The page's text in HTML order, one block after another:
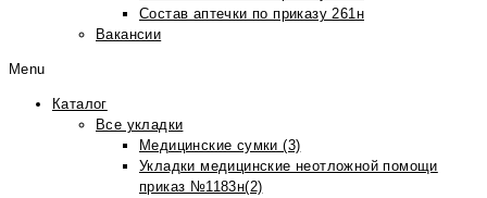
Состав аптечки по приказу 261н
Вакансии
Menu
Каталог
Все укладки
Медицинские сумки (3)
Укладки медицинские неотложной помощи
приказ №1183н(2)